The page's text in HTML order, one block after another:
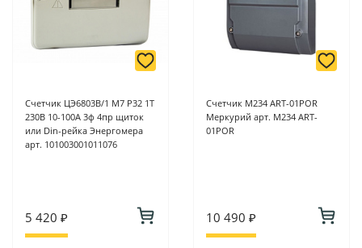
Счетчик ЦЭ6803В/1 М7 Р32 1Т
230В 10-100А 3ф 4пр щиток
или Din-рейка Энергомера
арт. 101003001011076
5 420 ₽
Счетчик M234 ART-01PОR
Меркурий арт. M234 ART-
01PОR
10 490 ₽